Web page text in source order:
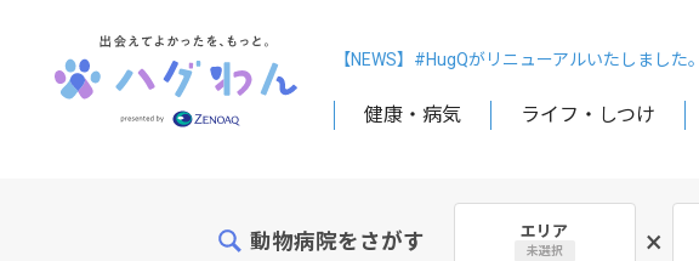
【NEWS】#HugQがリニューアルいたしました。
健康・病気 ライフ・しつけ
動物病院をさがす エリア
未選択 ×